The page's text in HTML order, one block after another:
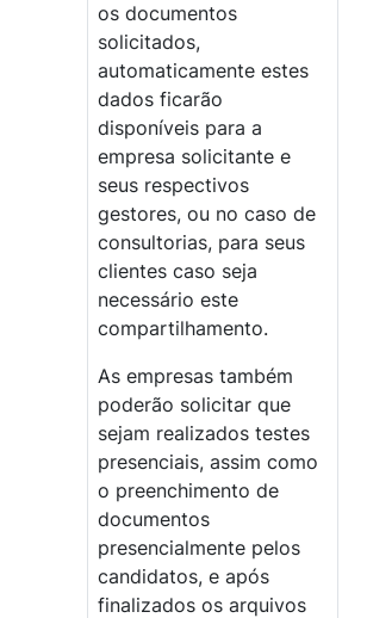
os documentos
solicitados,
automaticamente estes
dados ficarão
disponíveis para a
empresa solicitante e
seus respectivos
gestores, ou no caso de
consultorias, para seus
clientes caso seja
necessário este
compartilhamento.
As empresas também
poderão solicitar que
sejam realizados testes
presenciais, assim como
o preenchimento de
documentos
presencialmente pelos
candidatos, e após
finalizados os arquivos